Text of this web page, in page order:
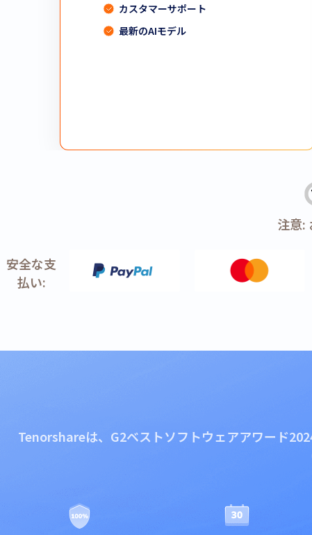
カスタマーサポート
最新のAIモデル
注意:
安全な支
払い:
Tenorshareは、G2ベストソフトウェアアワード